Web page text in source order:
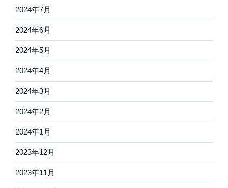
2024年7月
2024年6月
2024年5月
2024年4月
2024年3月
2024年2月
2024年1月
2023年12月
2023年11月